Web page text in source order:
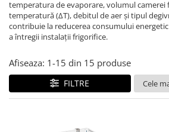
Ventilatoare WEIGUANG
Ventilatoare turbina
VENTILATOARE AXIALE
temperatura de evaporare, volumul camerei
temperatură (ΔT), debitul de aer și tipul
contribuie la reducerea consumului
a întregii instalații frigorifice.
Afiseaza: 1-15 din 15 produse
FILTRE